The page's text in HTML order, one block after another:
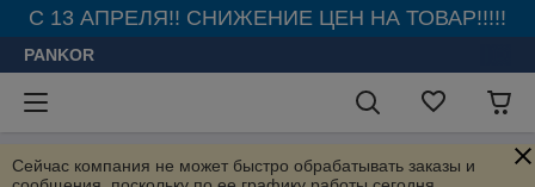
С 13 АПРЕЛЯ!! СНИЖЕНИЕ ЦЕН НА ТОВАР!!!!!
PANKOR
Сейчас компания не может быстро обрабатывать заказы и